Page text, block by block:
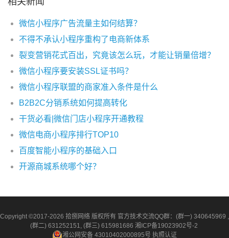
微信小程序广告流量主如何结算？
不得不承认小程序重构了电商新体系
裂变营销花式百出，究竟该怎么玩，才能让销量倍增？
微信小程序要安装SSL证书吗？
微信小程序联盟的商家准入条件是什么
B2B2C分销系统如何提高转化
干货必看|微信门店小程序开通教程
微信电商小程序排行TOP10
百度智能小程序的基础入口
开源商城系统哪个好？
Copyright ©2017-2026 拾捌网络 版权所有 官方技术交流QQ群：(群一) 340645969 ,
(群二) 631252151, (群三) 615981686 湘ICP备19023902号-2
湘公网安备 43010402000895号 执照认证